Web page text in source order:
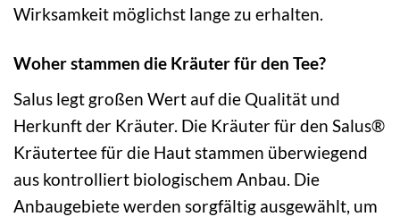
Wirksamkeit möglichst lange zu erhalten.
Woher stammen die Kräuter für den Tee?
Salus legt großen Wert auf die Qualität und
Herkunft der Kräuter. Die Kräuter für den Salus®
Kräutertee für die Haut stammen überwiegend
aus kontrolliert biologischem Anbau. Die
Anbaugebiete werden sorgfältig ausgewählt, um